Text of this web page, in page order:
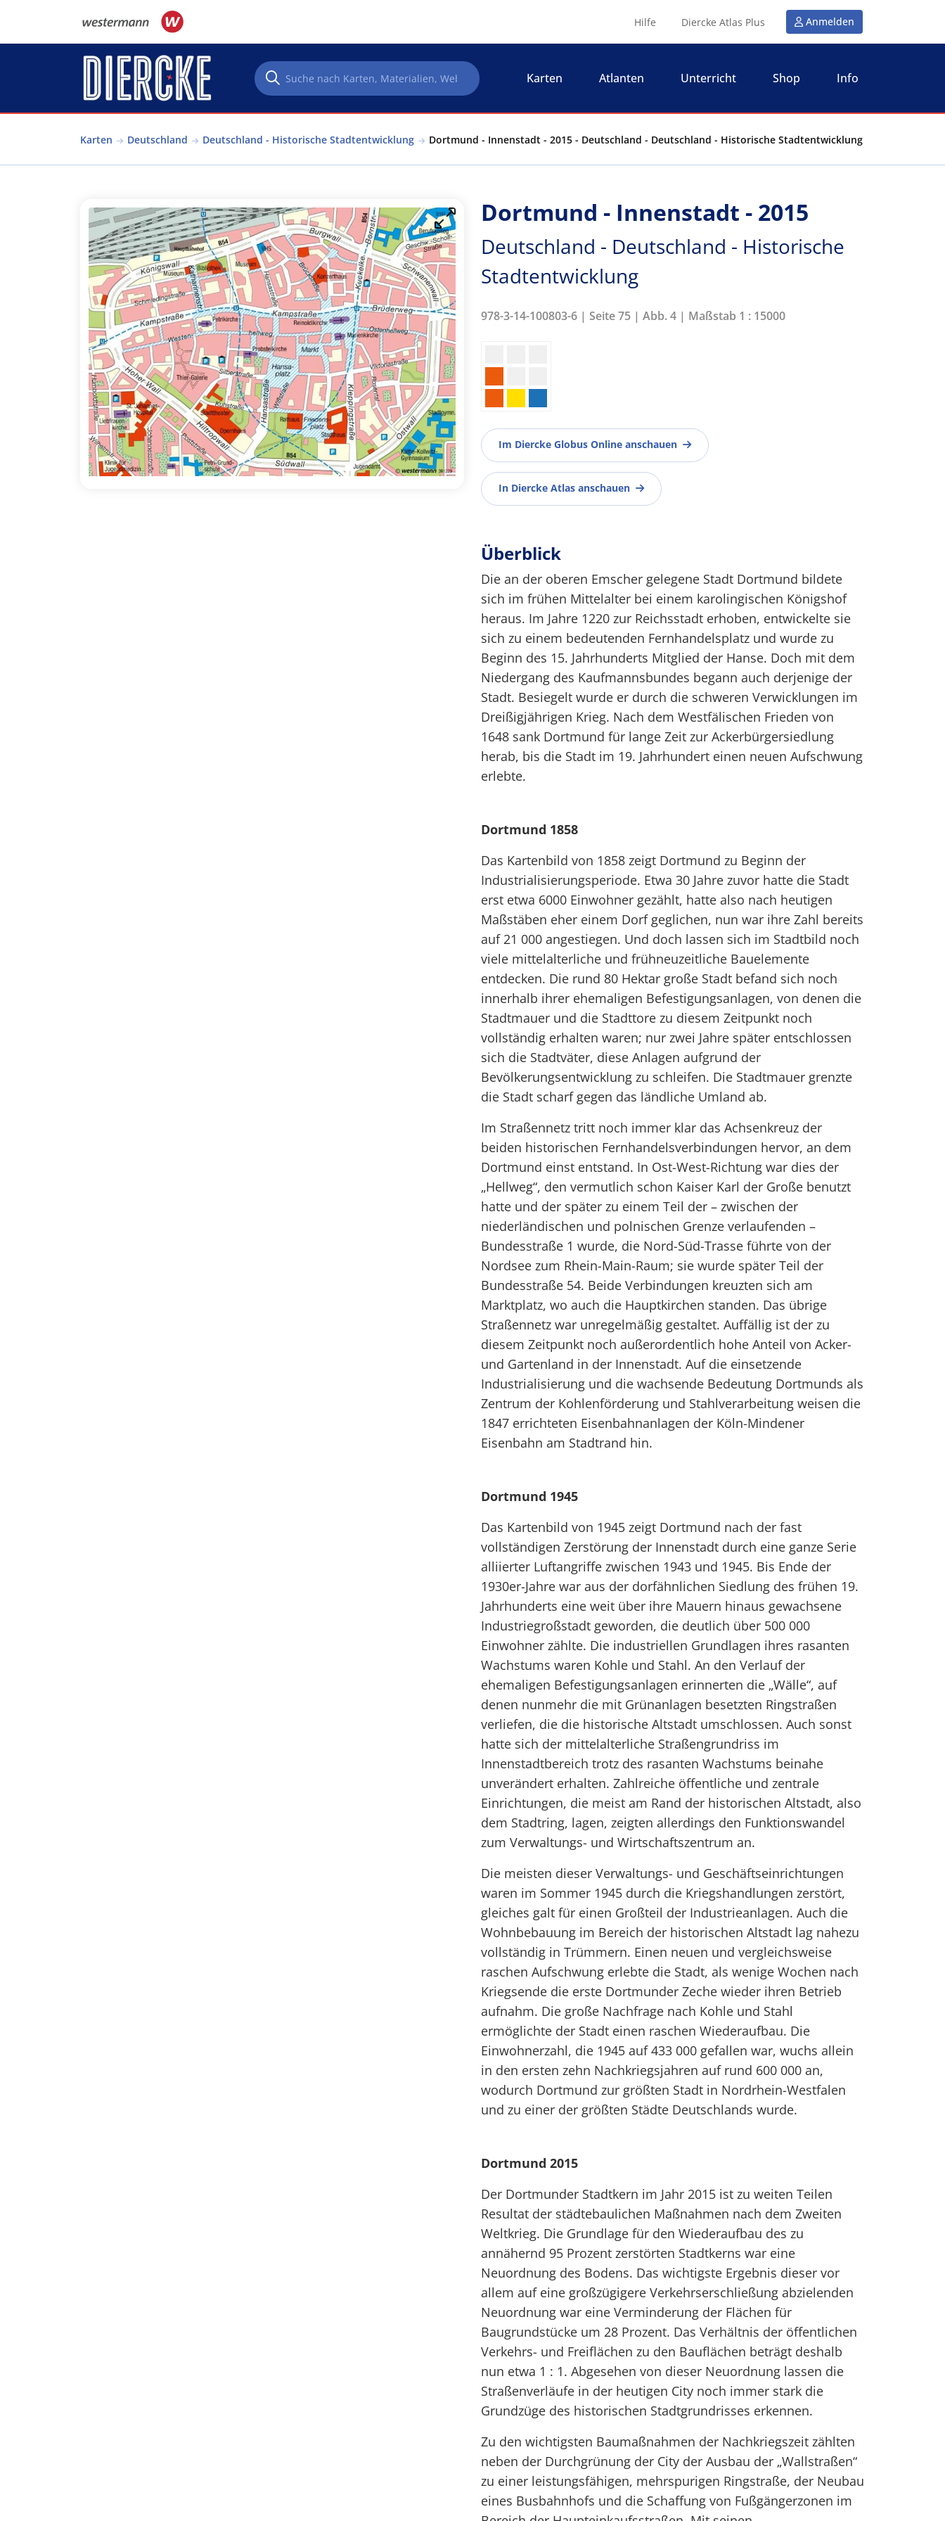
Hilfe Diercke Atlas Plus Anmelden
Karten Atlanten Unterricht Shop Info
Karten Deutschland Deutschland - Historische Stadtentwicklung Dortmund - Innenstadt - 2015 - Deutschland - Deutschland - Historische Stadtentwicklung
Dortmund - Innenstadt - 2015
Deutschland - Deutschland - Historische
Stadtentwicklung
978-3-14-100803-6 | Seite 75 | Abb. 4 | Maßstab 1 : 15000
Im Diercke Globus Online anschauen
In Diercke Atlas anschauen
Überblick
Die an der oberen Emscher gelegene Stadt Dortmund bildete
sich im frühen Mittelalter bei einem karolingischen Königshof
heraus. Im Jahre 1220 zur Reichsstadt erhoben, entwickelte sie
sich zu einem bedeutenden Fernhandelsplatz und wurde zu
Beginn des 15. Jahrhunderts Mitglied der Hanse. Doch mit dem
Niedergang des Kaufmannsbundes begann auch derjenige der
Stadt. Besiegelt wurde er durch die schweren Verwicklungen im
Dreißigjährigen Krieg. Nach dem Westfälischen Frieden von
1648 sank Dortmund für lange Zeit zur Ackerbürgersiedlung
herab, bis die Stadt im 19. Jahrhundert einen neuen Aufschwung
erlebte.
Dortmund 1858
Das Kartenbild von 1858 zeigt Dortmund zu Beginn der
Industrialisierungsperiode. Etwa 30 Jahre zuvor hatte die Stadt
erst etwa 6000 Einwohner gezählt, hatte also nach heutigen
Maßstäben eher einem Dorf geglichen, nun war ihre Zahl bereits
auf 21 000 angestiegen. Und doch lassen sich im Stadtbild noch
viele mittelalterliche und frühneuzeitliche Bauelemente
entdecken. Die rund 80 Hektar große Stadt befand sich noch
innerhalb ihrer ehemaligen Befestigungsanlagen, von denen die
Stadtmauer und die Stadttore zu diesem Zeitpunkt noch
vollständig erhalten waren; nur zwei Jahre später entschlossen
sich die Stadtväter, diese Anlagen aufgrund der
Bevölkerungsentwicklung zu schleifen. Die Stadtmauer grenzte
die Stadt scharf gegen das ländliche Umland ab.
Im Straßennetz tritt noch immer klar das Achsenkreuz der
beiden historischen Fernhandelsverbindungen hervor, an dem
Dortmund einst entstand. In Ost-West-Richtung war dies der
„Hellweg“, den vermutlich schon Kaiser Karl der Große benutzt
hatte und der später zu einem Teil der – zwischen der
niederländischen und polnischen Grenze verlaufenden –
Bundesstraße 1 wurde, die Nord-Süd-Trasse führte von der
Nordsee zum Rhein-Main-Raum; sie wurde später Teil der
Bundesstraße 54. Beide Verbindungen kreuzten sich am
Marktplatz, wo auch die Hauptkirchen standen. Das übrige
Straßennetz war unregelmäßig gestaltet. Auffällig ist der zu
diesem Zeitpunkt noch außerordentlich hohe Anteil von Acker-
und Gartenland in der Innenstadt. Auf die einsetzende
Industrialisierung und die wachsende Bedeutung Dortmunds als
Zentrum der Kohlenförderung und Stahlverarbeitung weisen die
1847 errichteten Eisenbahnanlagen der Köln-Mindener
Eisenbahn am Stadtrand hin.
Dortmund 1945
Das Kartenbild von 1945 zeigt Dortmund nach der fast
vollständigen Zerstörung der Innenstadt durch eine ganze Serie
alliierter Luftangriffe zwischen 1943 und 1945. Bis Ende der
1930er-Jahre war aus der dorfähnlichen Siedlung des frühen 19.
Jahrhunderts eine weit über ihre Mauern hinaus gewachsene
Industriegroßstadt geworden, die deutlich über 500 000
Einwohner zählte. Die industriellen Grundlagen ihres rasanten
Wachstums waren Kohle und Stahl. An den Verlauf der
ehemaligen Befestigungsanlagen erinnerten die „Wälle“, auf
denen nunmehr die mit Grünanlagen besetzten Ringstraßen
verliefen, die die historische Altstadt umschlossen. Auch sonst
hatte sich der mittelalterliche Straßengrundriss im
Innenstadtbereich trotz des rasanten Wachstums beinahe
unverändert erhalten. Zahlreiche öffentliche und zentrale
Einrichtungen, die meist am Rand der historischen Altstadt, also
dem Stadtring, lagen, zeigten allerdings den Funktionswandel
zum Verwaltungs- und Wirtschaftszentrum an.
Die meisten dieser Verwaltungs- und Geschäftseinrichtungen
waren im Sommer 1945 durch die Kriegshandlungen zerstört,
gleiches galt für einen Großteil der Industrieanlagen. Auch die
Wohnbebauung im Bereich der historischen Altstadt lag nahezu
vollständig in Trümmern. Einen neuen und vergleichsweise
raschen Aufschwung erlebte die Stadt, als wenige Wochen nach
Kriegsende die erste Dortmunder Zeche wieder ihren Betrieb
aufnahm. Die große Nachfrage nach Kohle und Stahl
ermöglichte der Stadt einen raschen Wiederaufbau. Die
Einwohnerzahl, die 1945 auf 433 000 gefallen war, wuchs allein
in den ersten zehn Nachkriegsjahren auf rund 600 000 an,
wodurch Dortmund zur größten Stadt in Nordrhein-Westfalen
und zu einer der größten Städte Deutschlands wurde.
Dortmund 2015
Der Dortmunder Stadtkern im Jahr 2015 ist zu weiten Teilen
Resultat der städtebaulichen Maßnahmen nach dem Zweiten
Weltkrieg. Die Grundlage für den Wiederaufbau des zu
annähernd 95 Prozent zerstörten Stadtkerns war eine
Neuordnung des Bodens. Das wichtigste Ergebnis dieser vor
allem auf eine großzügigere Verkehrserschließung abzielenden
Neuordnung war eine Verminderung der Flächen für
Baugrundstücke um 28 Prozent. Das Verhältnis der öffentlichen
Verkehrs- und Freiflächen zu den Bauflächen beträgt deshalb
nun etwa 1 : 1. Abgesehen von dieser Neuordnung lassen die
Straßenverläufe in der heutigen City noch immer stark die
Grundzüge des historischen Stadtgrundrisses erkennen.
Zu den wichtigsten Baumaßnahmen der Nachkriegszeit zählten
neben der Durchgrünung der City der Ausbau der „Wallstraßen“
zu einer leistungsfähigen, mehrspurigen Ringstraße, der Neubau
eines Busbahnhofs und die Schaffung von Fußgängerzonen im